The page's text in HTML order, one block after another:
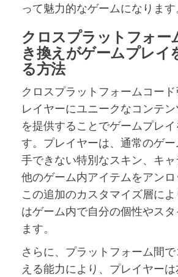
って魅力的なゲームになります
クロスプラットフォー
き換えがゲームプレイ
る方法
クロスプラットフォームコー
レイヤーにユニークなコンテ
を提供することでゲームプレ
す。プレイヤーは、通常のゲ
手できない特別なスキン、キ
他のゲーム内アイテムをアンロ
この追加のカスタマイズ層に
はゲーム内で自分の個性やス
ます。
さらに、プラットフォーム間
える能力により、プレイヤー